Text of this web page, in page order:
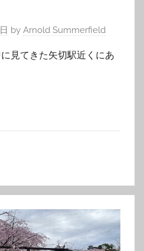
by Arnold Summerfield
見てきた矢切駅近くにあ